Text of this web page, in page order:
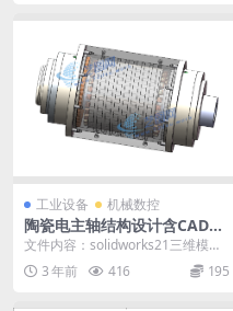
工业设备 机械数控
陶瓷电主轴结构设计含CAD图
纸+solidworks21三维模型
+说明书｜C24579
文件内容：solidworks21三维模
型、CAD图纸、工艺卡、工序卡、
设计说明...
3 年前 416 195